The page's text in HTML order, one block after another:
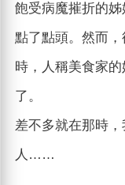
飽受病魔摧折的
點了點頭。然而
時，人稱美食家
了。
差不多就在那時
人……